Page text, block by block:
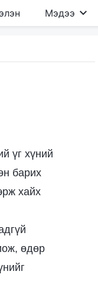
Мэдээ
үг хүний
барих
хайх
өдөр